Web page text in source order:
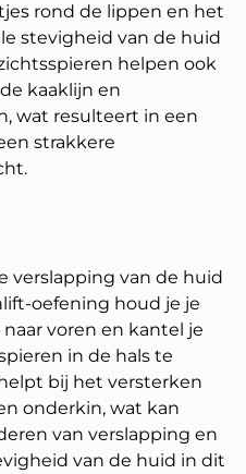
rond de lippen en het
stevigheid van de huid
helpen ook
kaaklijn en
wat resulteert in een
strakkere
verslapping van de huid
oefening houd je je
voren en kantel je
in de hals te
bij het versterken
onderkin, wat kan
van verslapping en
van de huid in dit